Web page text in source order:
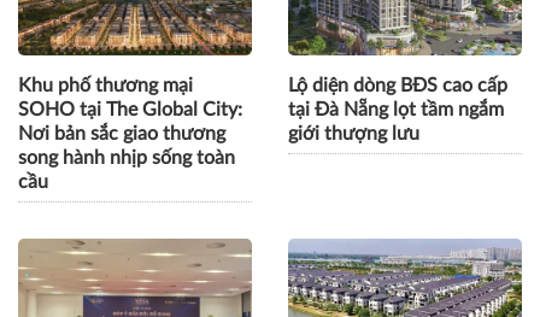
Khu phố thương mại
SOHO tại The Global City:
Nơi bản sắc giao thương
song hành nhịp sống toàn
cầu
Lộ diện dòng BĐS cao cấp
tại Đà Nẵng lọt tầm ngắm
giới thượng lưu